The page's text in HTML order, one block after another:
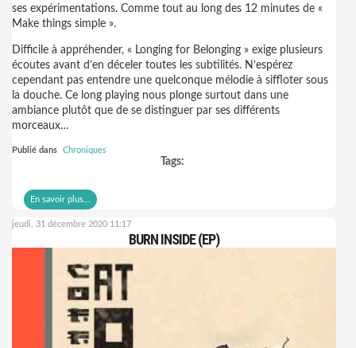
ses expérimentations. Comme tout au long des 12 minutes de «
Make things simple ».
Difficile à appréhender, « Longing for Belonging » exige plusieurs
écoutes avant d’en déceler toutes les subtilités. N’espérez
cependant pas entendre une quelconque mélodie à siffloter sous
la douche. Ce long playing nous plonge surtout dans une
ambiance plutôt que de se distinguer par ses différents
morceaux…
Publié dans Chroniques
Tags:
En savoir plus...
jeudi, 31 décembre 2020 11:17
BURN INSIDE (EP)